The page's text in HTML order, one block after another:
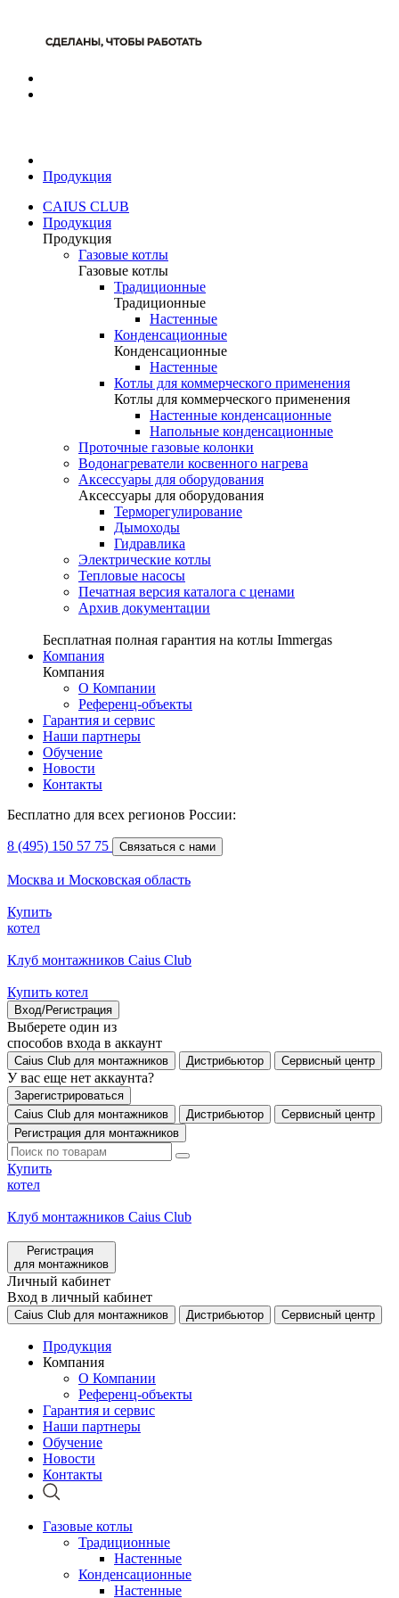
Продукция
CAIUS CLUB
Продукция
Продукция
Газовые котлы
Газовые котлы
Традиционные
Традиционные
Настенные
Конденсационные
Конденсационные
Настенные
Котлы для коммерческого применения
Котлы для коммерческого применения
Настенные конденсационные
Напольные конденсационные
Проточные газовые колонки
Водонагреватели косвенного нагрева
Аксессуары для оборудования
Аксессуары для оборудования
Терморегулирование
Дымоходы
Гидравлика
Электрические котлы
Тепловые насосы
Печатная версия каталога с ценами
Архив документации
Бесплатная полная гарантия на котлы Immergas
Компания
Компания
О Компании
Референц-объекты
Гарантия и сервис
Наши партнеры
Обучение
Новости
Контакты
Бесплатно для всех регионов России:
8 (495) 150 57 75 Связаться с нами
Москва и Московская область
Купить
котел
Клуб монтажников Caius Club
Купить котел
Вход/Регистрация
Выберете один из
способов входа в аккаунт
Caius Club для монтажников Дистрибьютор Сервисный центр
У вас еще нет аккаунта?
Зарегистрироваться
Caius Club для монтажников
Дистрибьютор
Сервисный центр
Регистрация для монтажников
Купить
котел
Клуб монтажников Caius Club
Регистрация
для монтажников
Личный кабинет
Вход в личный кабинет
Caius Club для монтажников Дистрибьютор Сервисный центр
Продукция
Компания
О Компании
Референц-объекты
Гарантия и сервис
Наши партнеры
Обучение
Новости
Контакты
Газовые котлы
Традиционные
Настенные
Конденсационные
Настенные